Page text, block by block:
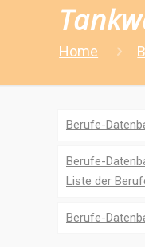
Home
Berufe-
Berufe-
Liste der
Berufe-